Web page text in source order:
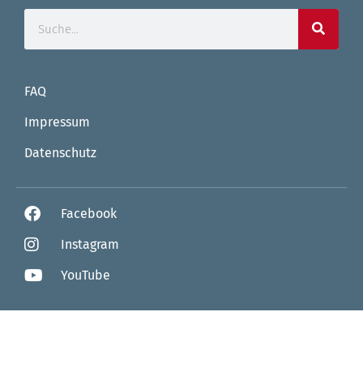
FAQ
Impressum
Datenschutz
Facebook
Instagram
YouTube